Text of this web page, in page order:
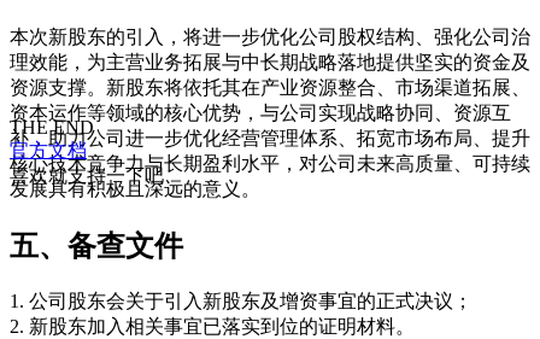
本次新股东的引入，将进一步优化公司股权结构、强化公司治
理效能，为主营业务拓展与中长期战略落地提供坚实的资金及
资源支撑。新股东将依托其在产业资源整合、市场渠道拓展、
资本运作等领域的核心优势，与公司实现战略协同、资源互
补，助力公司进一步优化经营管理体系、拓宽市场布局、提升
核心技术竞争力与长期盈利水平，对公司未来高质量、可持续
发展具有积极且深远的意义。
五、备查文件
1. 公司股东会关于引入新股东及增资事宜的正式决议；
2. 新股东加入相关事宜已落实到位的证明材料。
THE END
官方文档
喜欢就支持一下吧